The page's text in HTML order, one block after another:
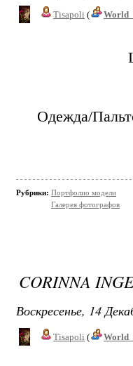
Tisapoli (
Одежда/
Рубрики: Портфолио модели
Галерея фотографов
CORINNA
Воскресенье, 14
Tisapoli (